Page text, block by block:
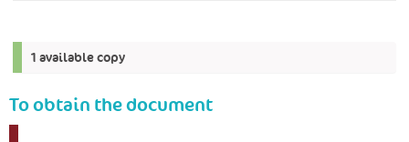
1 available copy
To obtain the document